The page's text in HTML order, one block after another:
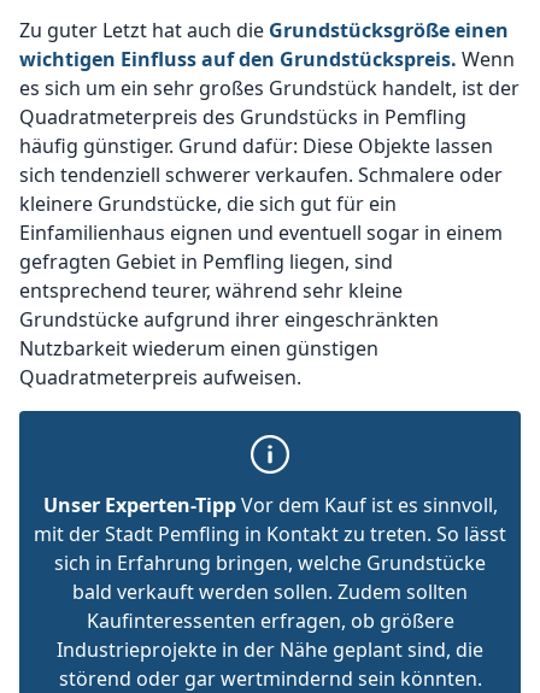
Zu guter Letzt hat auch die Grundstücksgröße einen
wichtigen Einfluss auf den Grundstückspreis. Wenn
es sich um ein sehr großes Grundstück handelt, ist der
Quadratmeterpreis des Grundstücks in Pemfling
häufig günstiger. Grund dafür: Diese Objekte lassen
sich tendenziell schwerer verkaufen. Schmalere oder
kleinere Grundstücke, die sich gut für ein
Einfamilienhaus eignen und eventuell sogar in einem
gefragten Gebiet in Pemfling liegen, sind
entsprechend teurer, während sehr kleine
Grundstücke aufgrund ihrer eingeschränkten
Nutzbarkeit wiederum einen günstigen
Quadratmeterpreis aufweisen.
Unser Experten-TippVor dem Kauf ist es sinnvoll,
mit der Stadt Pemfling in Kontakt zu treten. So lässt
sich in Erfahrung bringen, welche Grundstücke
bald verkauft werden sollen. Zudem sollten
Kaufinteressenten erfragen, ob größere
Industrieprojekte in der Nähe geplant sind, die
störend oder gar wertmindernd sein könnten.